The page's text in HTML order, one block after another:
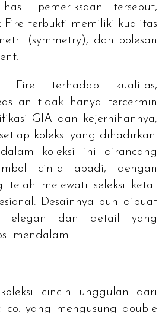
pemeriksaan tersebut,
Fire terbukti memiliki kualitas
(symmetry), dan polesan
.
Fire terhadap kualitas,
tidak hanya tercermin
GIA dan kejernihannya,
koleksi yang dihadirkan.
koleksi ini dirancang
cinta abadi, dengan
telah melewati seleksi ketat
Desainnya pun dibuat
elegan dan detail yang
mendalam.
cincin unggulan dari
co. yang mengusung double